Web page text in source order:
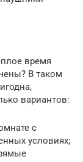
время
В таком
вариантов:
с
условиях;